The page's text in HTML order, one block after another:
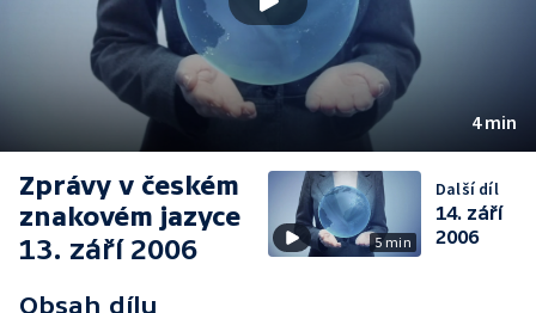
4 min
Zprávy v českém
znakovém jazyce
13. září 2006
Obsah dílu
5 min
Další díl
14. září
2006